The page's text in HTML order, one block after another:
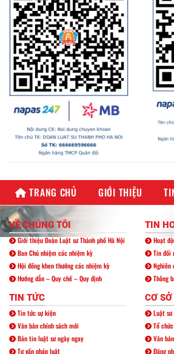
TRANG CHỦ GIỚI THIỆU
VỀ CHÚNG TÔI
Giới thiệu Đoàn Luật sư Thành phố Hà Nội
Ban Chủ nhiệm các nhiệm kỳ
Hội đồng khen thưởng các nhiệm kỳ
Hướng dẫn – Quy chế – Quy định
TIN
Hoạt
Tin đối
Nghiên
Thông
TIN TỨC
Tin tức sự kiện
Văn bản chính sách mới
Bản tin luật sư ngày ngay
Tư vấn pháp luật
CƠ
Luật
Tổ
Văn
Đăng